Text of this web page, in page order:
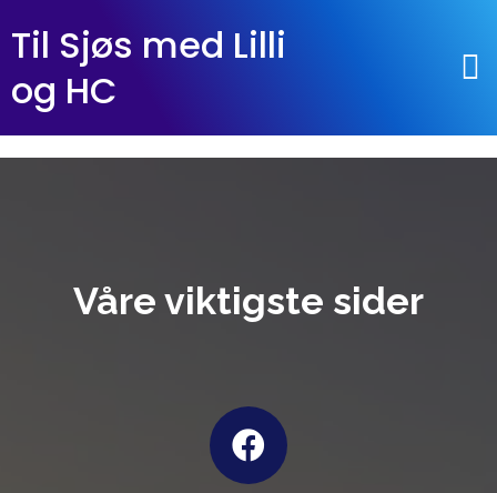
Til Sjøs med Lilli
og HC
Våre viktigste sider